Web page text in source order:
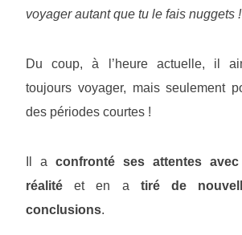
voyager autant que tu le fais nuggets
Du coup, à l’heure actuelle, il
toujours voyager, mais seulement
des périodes courtes !
Il a confronté ses attentes
réalité et en a tiré de
conclusions.